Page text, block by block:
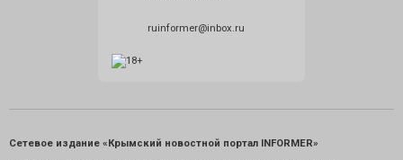
ruinformer@inbox.ru
Сетевое издание «Крымский новостной портал INFORMER»